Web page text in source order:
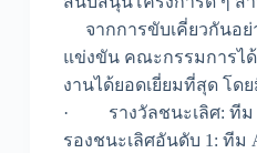
จากการขับเคี่ยวกันอย่
แข่งขัน คณะกรรมการไ
งานได้ยอดเยี่ยมที่สุด โด
· รางวัลชนะเลิศ: ที
รองชนะเลิศอันดับ 1: ทีม